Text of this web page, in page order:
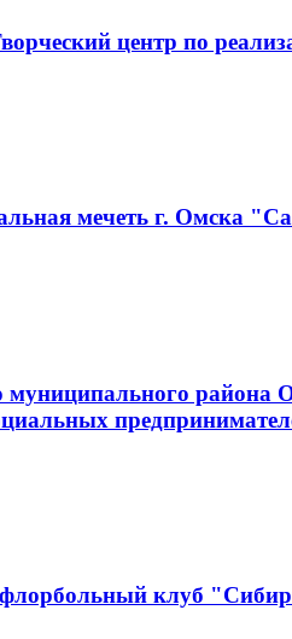
центр по
мечеть г. Омска
клуб